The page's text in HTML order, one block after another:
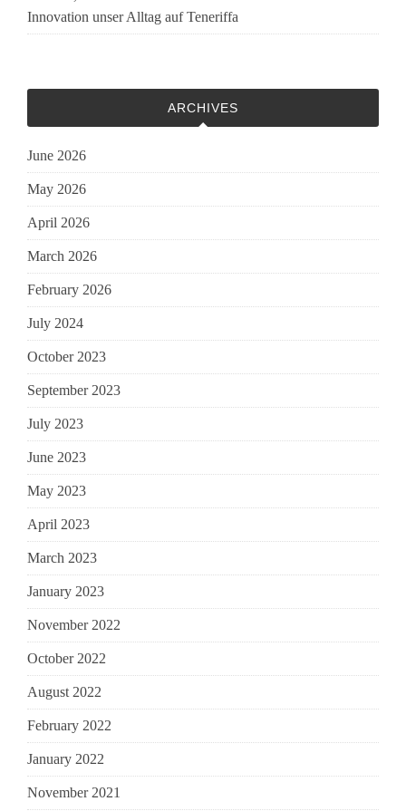
Innovation unser Alltag auf Teneriffa
ARCHIVES
June 2026
May 2026
April 2026
March 2026
February 2026
July 2024
October 2023
September 2023
July 2023
June 2023
May 2023
April 2023
March 2023
January 2023
November 2022
October 2022
August 2022
February 2022
January 2022
November 2021